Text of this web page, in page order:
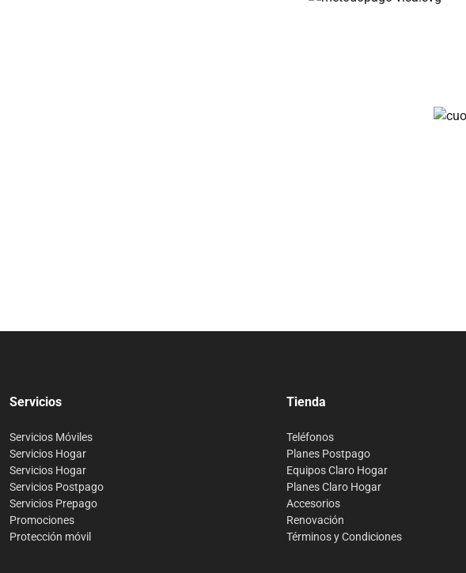
Servicios
Servicios Móviles
Servicios Hogar
Servicios Hogar
Servicios Postpago
Servicios Prepago
Promociones
Protección móvil
Tienda
Teléfonos
Planes Postpago
Equipos Claro Hogar
Planes Claro Hogar
Accesorios
Renovación
Términos y Condiciones